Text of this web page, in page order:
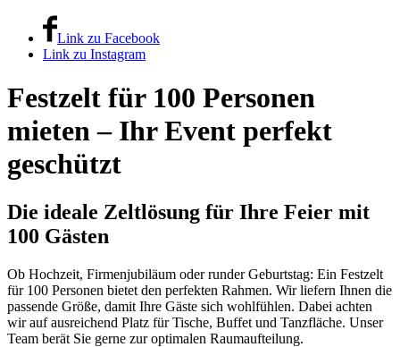
Link zu Facebook
Link zu Instagram
Festzelt für 100 Personen
mieten – Ihr Event perfekt
geschützt
Die ideale Zeltlösung für Ihre Feier mit
100 Gästen
Ob Hochzeit, Firmenjubiläum oder runder Geburtstag: Ein Festzelt
für 100 Personen bietet den perfekten Rahmen. Wir liefern Ihnen die
passende Größe, damit Ihre Gäste sich wohlfühlen. Dabei achten
wir auf ausreichend Platz für Tische, Buffet und Tanzfläche. Unser
Team berät Sie gerne zur optimalen Raumaufteilung.